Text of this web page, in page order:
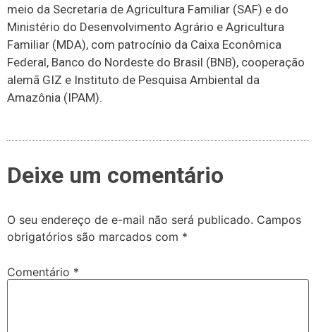
meio da Secretaria de Agricultura Familiar (SAF) e do
Ministério do Desenvolvimento Agrário e Agricultura
Familiar (MDA), com patrocínio da Caixa Econômica
Federal, Banco do Nordeste do Brasil (BNB), cooperação
alemã GIZ e Instituto de Pesquisa Ambiental da
Amazônia (IPAM).
Deixe um comentário
O seu endereço de e-mail não será publicado. Campos
obrigatórios são marcados com *
Comentário *